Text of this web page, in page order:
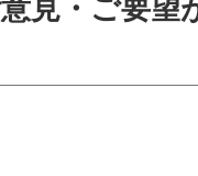
見・ご要望